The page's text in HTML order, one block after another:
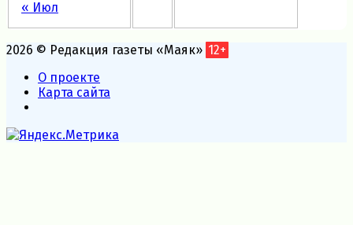
« Июл
2026 © Редакция газеты «Маяк» 12+
О проекте
Карта сайта